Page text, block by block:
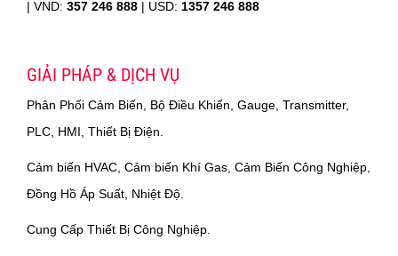
| VND: 357 246 888 | USD: 1357 246 888
GIẢI PHÁP & DỊCH VỤ
Phân Phối Cảm Biến, Bộ Điều Khiển, Gauge, Transmitter,
PLC, HMI, Thiết Bị Điện.
Cảm biến HVAC, Cảm biến Khí Gas, Cảm Biến Công Nghiệp,
Đồng Hồ Áp Suất, Nhiệt Độ.
Cung Cấp Thiết Bị Công Nghiệp.